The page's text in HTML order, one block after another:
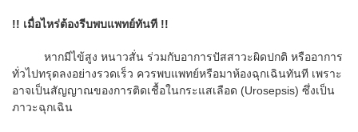
!! เมื่อไหร่ต้องรีบพบแพทย์ทันที !!
หากมีไข้สูง หนาวสั่น ร่วมกับอาการปัสสาวะผิดปกติ หรืออาการ
ทั่วไปทรุดลงอย่างรวดเร็ว ควรพบแพทย์หรือมาห้องฉุกเฉินทันที เพราะ
อาจเป็นสัญญาณของการติดเชื้อในกระแสเลือด (Urosepsis) ซึ่งเป็น
ภาวะฉุกเฉิน